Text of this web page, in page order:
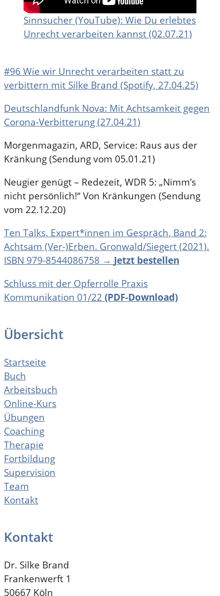
Sinnsucher (YouTube): Wie Du erlebtes
Unrecht verarbeiten kannst (02.07.21)
#96 Wie wir Unrecht verarbeiten statt zu
verbittern mit Silke Brand (Spotify, 27.04.25)
Deutschlandfunk Nova: Mit Achtsamkeit gegen
Corona-Verbitterung (27.04.21)
Morgenmagazin, ARD, Service: Raus aus der
Kränkung (Sendung vom 05.01.21)
Neugier genügt – Redezeit, WDR 5: „Nimm’s
nicht persönlich!“ Von Kränkungen (Sendung
vom 22.12.20)
Ten Talks. Expert*innen im Gespräch, Band 2:
Achtsam (Ver-)Erben. Gronwald/Siegert (2021).
ISBN 979-8544086758 → Jetzt bestellen
Schluss mit der Opferrolle Praxis
Kommunikation 01/22 (PDF-Download)
Übersicht
Startseite
Buch
Arbeitsbuch
Online-Kurs
Übungen
Coaching
Therapie
Fortbildung
Supervision
Team
Kontakt
Kontakt
Dr. Silke Brand
Frankenwerft 1
50667 Köln